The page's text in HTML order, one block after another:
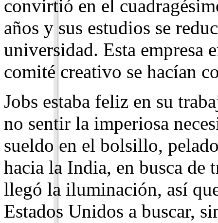
convirtió en el
años y sus estudios se
universidad. Esta empresa
comité creativo se hacían
Jobs estaba feliz en su
no sentir la imperiosa
sueldo en el bolsillo,
hacia la India, en busca
llegó la iluminación, así
Estados Unidos a buscar,